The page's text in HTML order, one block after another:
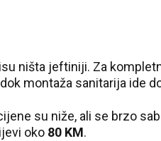
ništa jeftiniji. Za
dok montaža sanitarija ide
su niže, ali se brzo
oko 80 KM.